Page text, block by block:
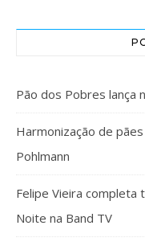
Pão dos Pobres lança
Harmonização de
Pohlmann
Felipe Vieira completa
Noite na Band TV